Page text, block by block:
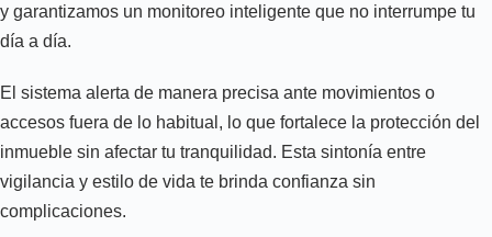
y garantizamos un monitoreo inteligente que no interrumpe tu
día a día.
El sistema alerta de manera precisa ante movimientos o
accesos fuera de lo habitual, lo que fortalece la protección del
inmueble sin afectar tu tranquilidad. Esta sintonía entre
vigilancia y estilo de vida te brinda confianza sin
complicaciones.